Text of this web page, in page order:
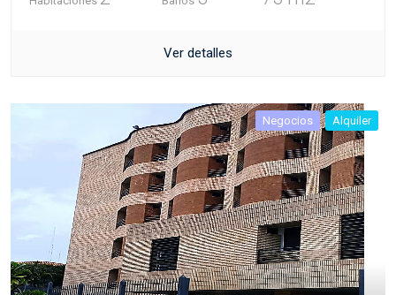
Ver detalles
Negocios Alquiler